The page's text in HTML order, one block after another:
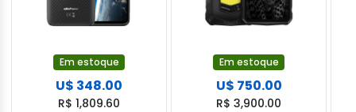
Em estoque
U$ 348.00
R$ 1,809.60
Em estoque
U$ 750.00
R$ 3,900.00